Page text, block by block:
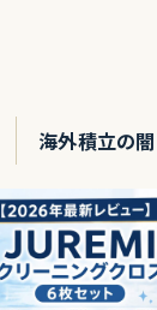
海外積立の闇